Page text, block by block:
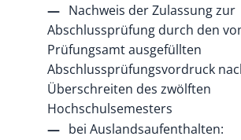
Nachweis der Zulassung zur
Abschlussprüfung durch den
Prüfungsamt ausgefüllten
Abschlussprüfungsvordruck
Überschreiten des zwölften
Hochschulsemesters
bei Auslandsaufenthalten: